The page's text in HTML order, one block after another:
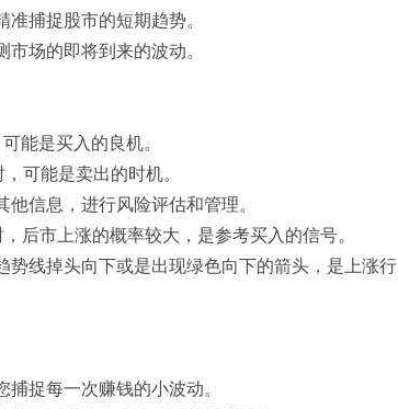
捕捉股市的短期趋势。
场的即将到来的波动。
能是买入的良机。
可能是卖出的时机。
信息，进行风险评估和管理。
后市上涨的概率较大，是参考买入的信号。
线掉头向下或是出现绿色向下的箭头，是上涨行
捉每一次赚钱的小波动。